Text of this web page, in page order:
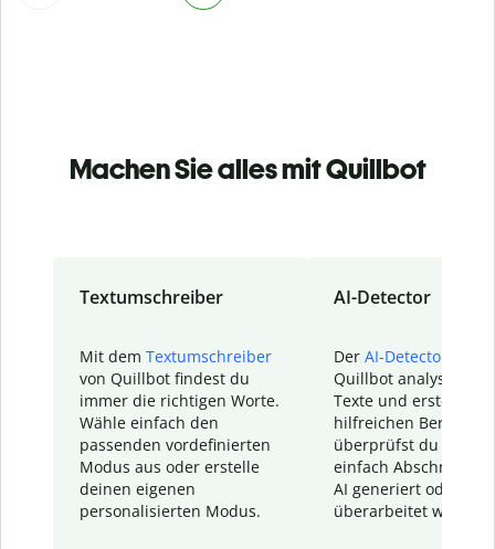
Machen Sie alles mit Quillbot
Textumschreiber
Mit dem Textumschreiber
von Quillbot findest du
immer die richtigen Worte.
Wähle einfach den
passenden vordefinierten
Modus aus oder erstelle
deinen eigenen
personalisierten Modus.
AI-Detector
Der AI-Detector
Quillbot analysiert
Texte und erstellt
hilfreichen Bericht.
überprüfst du
einfach Abschnitte,
AI generiert oder
überarbeitet wurden.